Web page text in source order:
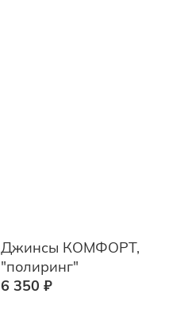
Джинсы КОМФОРТ,
"полиринг"
6 350 ₽